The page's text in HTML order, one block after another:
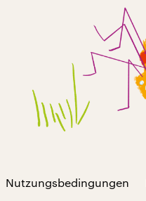
Nutzungsbedingungen